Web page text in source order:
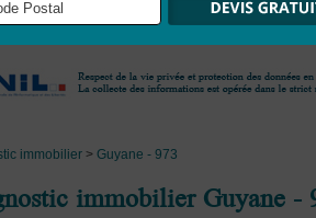
immobilier > Guyane - 973
immobilier Guyane -